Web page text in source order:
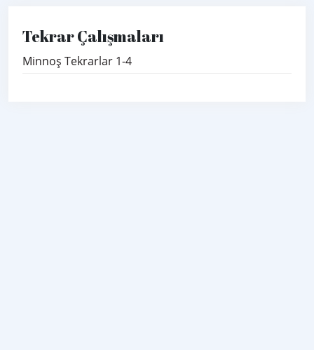
Tekrar Çalışmaları
Minnoş Tekrarlar 1-4